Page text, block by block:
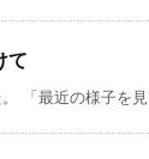
て
「最近の様子を